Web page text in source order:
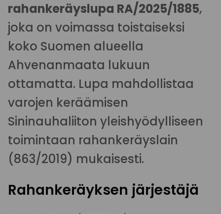
rahankeräyslupa RA/2025/1885,
joka on voimassa toistaiseksi
koko Suomen alueella
Ahvenanmaata lukuun
ottamatta. Lupa mahdollistaa
varojen keräämisen
Sininauhaliiton yleishyödylliseen
toimintaan rahankeräyslain
(863/2019) mukaisesti.
Rahankeräyksen järjestäjä